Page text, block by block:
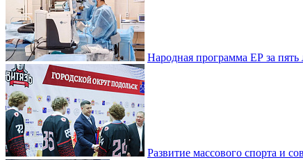
Народная программа ЕР за
Развитие массового спорта и